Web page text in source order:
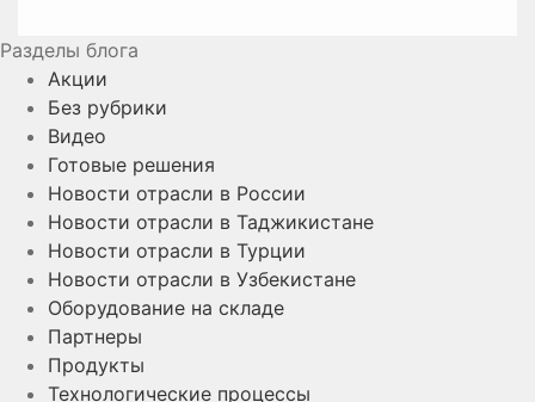
Разделы блога
Акции
Без рубрики
Видео
Готовые решения
Новости отрасли в России
Новости отрасли в Таджикистане
Новости отрасли в Турции
Новости отрасли в Узбекистане
Оборудование на складе
Партнеры
Продукты
Технологические процессы